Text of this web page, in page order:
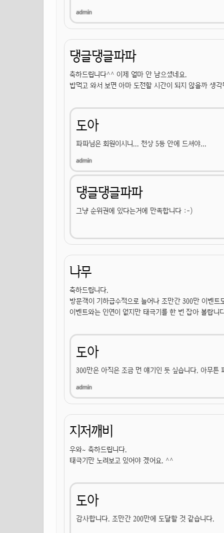
댕글댕글파파
축하드립니다^^ 이제 얼마 안 남으셨네요.
밥먹고 와서 보면 아마 도전할 시간이 되지 않을까 생각
도아
파파님은 회원이시니... 천상 5등 안에 드셔야...
댕글댕글파파
그냥 순위권에 있다는거에 만족합니다 :-)
나무
축하드립니다.
방문객이 기하급수적으로 늘어나 조만간 300만 이벤트
이벤트와는 인연이 없지만 태극기를 한 번 잡아 볼랍니
도아
300만은 아직은 조금 먼 얘기인 듯 싶습니다. 아무튼
지저깨비
우와~ 축하드립니다.
태극기만 노려보고 있어야 겠어요. ^^
도아
감사합니다. 조만간 200만에 도달할 것 같습니다.